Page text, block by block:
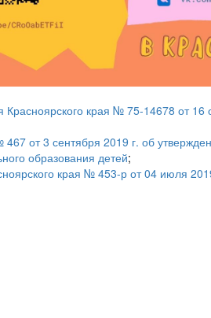
края № 75-14678 от 16
от 3 сентября 2019 г. об
образования детей;
края № 453-р от 04 июля